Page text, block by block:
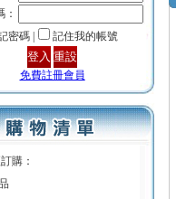
：
密碼 |
記住我的帳號
免費註冊會員
購：